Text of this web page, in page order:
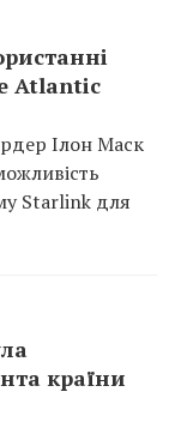
Atlantic
Ілон Маск
Starlink для
країни